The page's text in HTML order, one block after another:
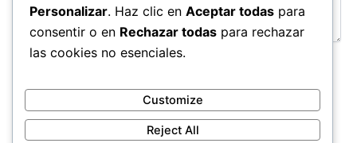
Enviar Mensaje
Personalizar. Haz clic en Aceptar todas para
consentir o en Rechazar todas para rechazar
las cookies no esenciales.
Customize
Reject All